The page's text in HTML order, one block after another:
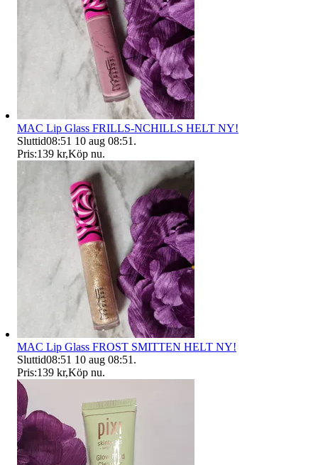
MAC Lip Glass FRILLS-NCHILLS HELT NY!
Sluttid08:51 10 aug 08:51 .
Pris:139 kr,Köp nu.
MAC Lip Glass FROST SMITTEN HELT NY!
Sluttid08:51 10 aug 08:51 .
Pris:139 kr,Köp nu.